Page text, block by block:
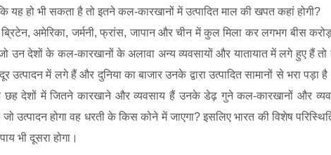
यह हो भी सकता है तो इतने कल-कारखानों में उत्पादित माल की खपत कहां होगी?
,अमेरिका, जर्मनी,फ्रांस, जापान और चीन में कुल मिला कर लगभग बीस
उन देशों के कल-कारखानों के अलावा अन्य व्यवसायों और यातायात में लगे हुए हैं
में लगे हैं और दुनिया का बाजार उनके द्वारा उत्पादित सामानों से भरा पड़ा
छह देशों में जितने कारखाने और व्यवसाय हैं उनके डेढ़ गुने कल-कारखानों और
उत्पादन होगा वह धरती के किस कोने में जाएगा?इसलिए भारत की विशेष
भी दूसरा होगा।